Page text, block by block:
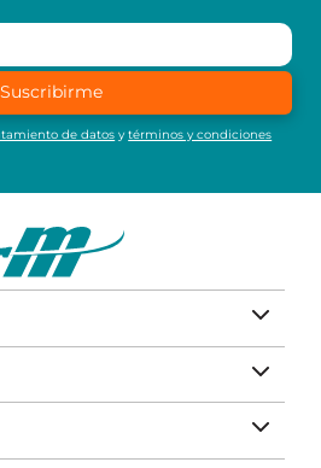
Suscribirme
de datos ytérminos y condiciones